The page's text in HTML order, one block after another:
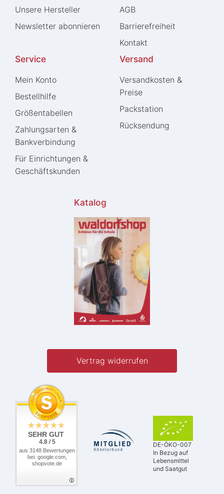
Unsere Hersteller
Newsletter abonnieren
AGB
Barrierefreiheit
Kontakt
Service
Mein Konto
Bestellhilfe
Größentabellen
Zahlungsarten &
Bankverbindung
Für Einrichtungen &
Geschäftskunden
Versand
Versandkosten &
Preise
Packstation
Rücksendung
Katalog
Vertrag widerrufen
SEHR GUT
4.8 / 5
aus 3148 Bewertungen
bei: google.com,
shopvote.de
DE-ÖKO-007
In Bezug auf
Lebensmittel
und Saatgut